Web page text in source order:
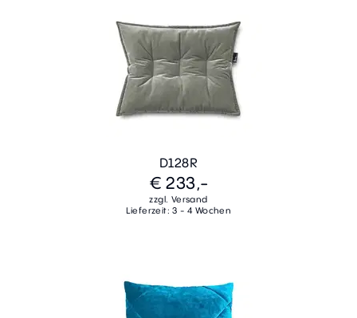
D128R
€ 233,-
zzgl. Versand
Lieferzeit: 3 - 4 Wochen